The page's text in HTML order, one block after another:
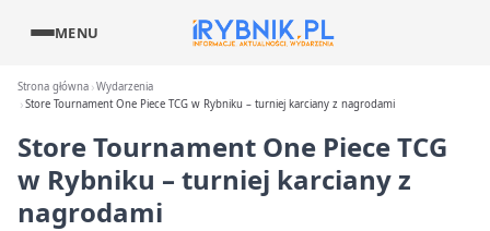
MENU
Strona główna Wydarzenia
Store Tournament One Piece TCG w Rybniku – turniej karciany z nagrodami
Store Tournament One Piece TCG
w Rybniku – turniej karciany z
nagrodami